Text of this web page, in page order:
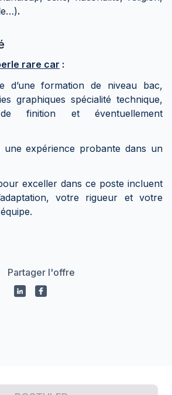
.
rare car :
d’une formation de niveau bac,
graphiques spécialité technique,
de finition et éventuellement
une expérience probante dans un
exceller dans ce poste incluent
votre rigueur et votre
Partager l'offre